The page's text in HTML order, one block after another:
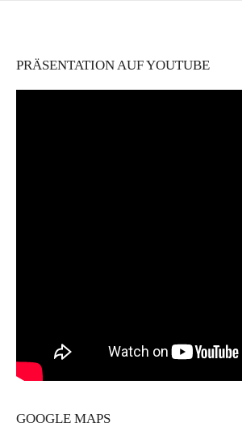
PRÄSENTATION AUF YOUTUBE
GOOGLE MAPS